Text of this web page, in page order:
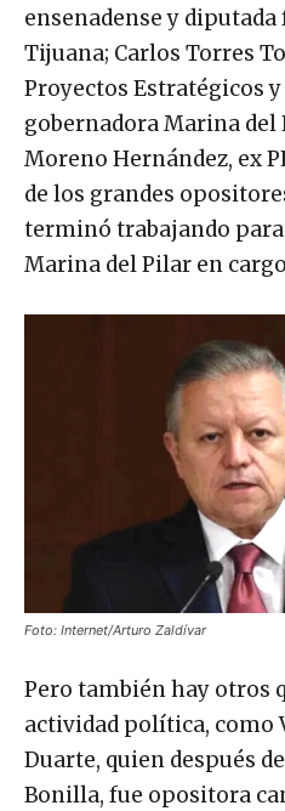
ensenadense y
Tijuana; Carlos Torres
Proyectos Estratégicos
gobernadora Marina del
Moreno Hernández, ex
de los grandes
terminó trabajando para
Marina del Pilar en
Foto: Internet/Arturo Zaldívar
Pero también hay otros
actividad política, como
Duarte, quien después
Bonilla, fue opositora